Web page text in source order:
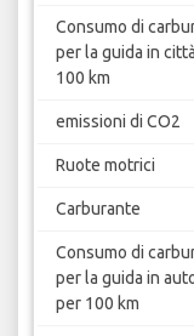
Consumo di
per la guida in
100 km
emissioni di CO2
Ruote motrici
Carburante
Consumo di
per la guida in
per 100 km